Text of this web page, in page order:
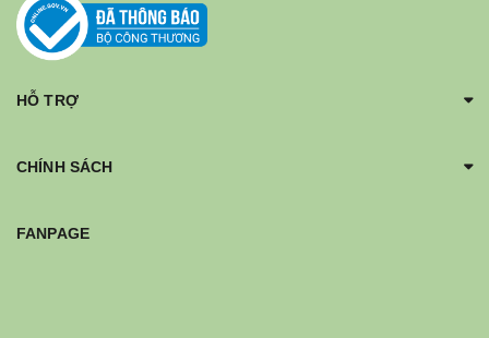
HỖ TRỢ
CHÍNH SÁCH
FANPAGE